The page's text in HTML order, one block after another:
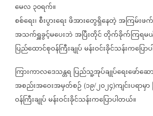
မေလ ၃၀ရက်။
စစ်ရေး၊စီးပွားရေးဖိအားတွေရှိနေတဲ့အကြမ်းဖ
အသက်ရှူခွင့်မပေးဘဲအပြီးတိုင်တိုက်ခိုက်ကြရမ
ပြည်ထောင်စုဝန်ကြီးချုပ်မန်းဝင်းခိုင်သန်းကပြေ
ကြားကာလဒေသန္တရ ပြည်သူ့အုပ်ချုပ်ရေးဖော်ဆေ
အစည်းအဝေးအမှတ်စဉ် (၁၉/၂၀၂၄)ကျင်းပရာမှာ
ဝန်ကြီးချုပ်မန်းဝင်းခိုင်သန်းကပြောပါတယ်။